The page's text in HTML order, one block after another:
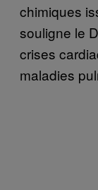
chimiques
souligne le
crises
maladies